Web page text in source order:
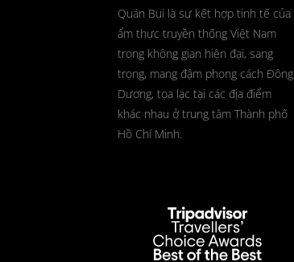
Quán Bụi là sự kết hợp tinh tế của
ẩm thực truyền thống Việt Nam
trong không gian hiện đại, sang
trọng, mang đậm phong cách Đông
Dương, tọa lạc tại các địa điểm
khác nhau ở trung tâm Thành phố
Hồ Chí Minh.